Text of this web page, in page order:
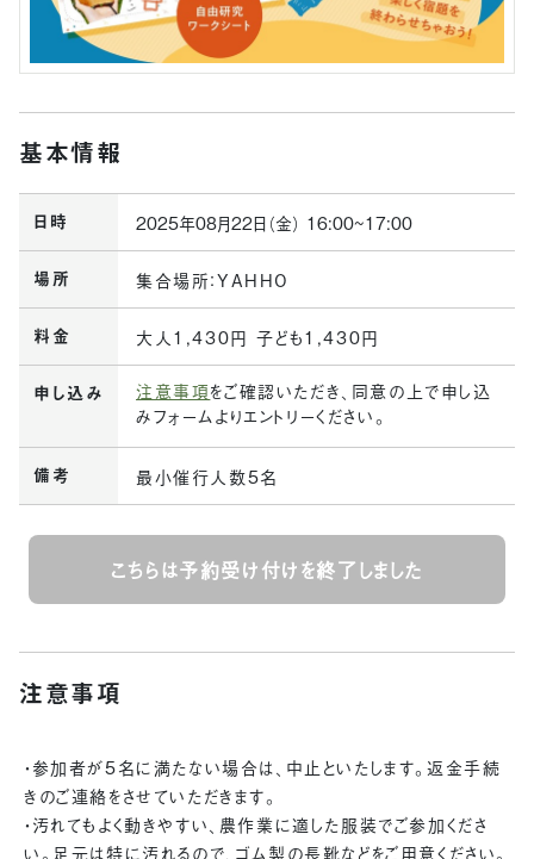
基本情報
日時 2025年08月22日（金） 16:00~17:00
場所 集合場所：YAHHO
料金 大人1,430円 子ども1,430円
申し込み 注意事項をご確認いただき、同意の上で申し込
みフォームよりエントリーください。
備考 最小催行人数5名
こちらは予約受け付けを終了しました
注意事項
・参加者が5名に満たない場合は、中止といたします。返金手続
きのご連絡をさせていただきます。
・汚れてもよく動きやすい、農作業に適した服装でご参加くださ
い。足元は特に汚れるので、ゴム製の長靴などをご用意ください。